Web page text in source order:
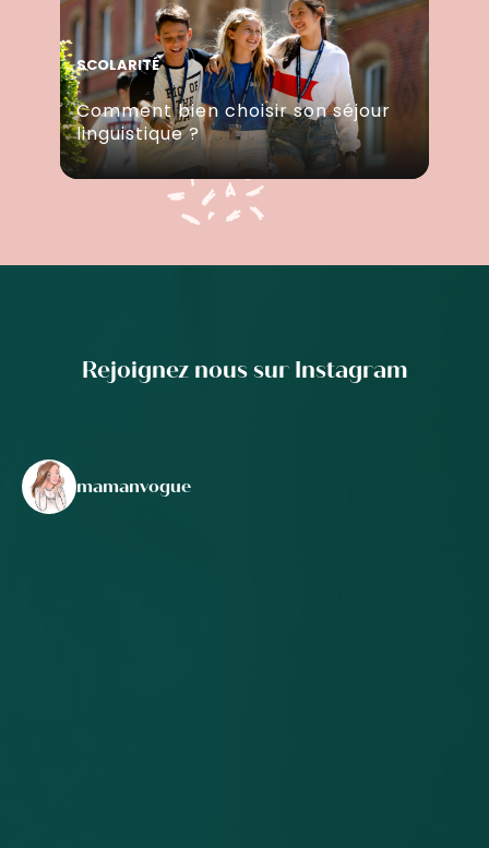
SCOLARITÉ
Comment bien choisir son séjour
linguistique ?
Rejoignez nous sur Instagram
mamanvogue